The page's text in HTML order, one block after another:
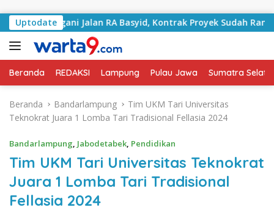
Uptodate
Tangani Jalan RA Basyid, Kontrak Proyek Sudah Rampung
Beranda REDAKSI Lampung Pulau Jawa Sumatra
Beranda Bandarlampung
Tim UKM Tari Universitas
Teknokrat Juara 1 Lomba Tari Tradisional Fellasia 2024
Bandarlampung, Jabodetabek, Pendidikan
Tim UKM Tari Universitas Teknokrat
Juara 1 Lomba Tari Tradisional
Fellasia 2024